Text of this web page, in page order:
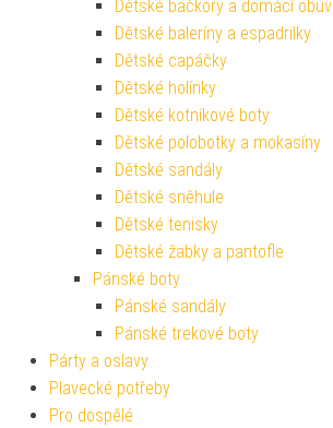
Dětské bačkory a domácí obuv
Dětské baleríny a espadrilky
Dětské capáčky
Dětské holínky
Dětské kotníkové boty
Dětské polobotky a mokasíny
Dětské sandály
Dětské sněhule
Dětské tenisky
Dětské žabky a pantofle
Pánské boty
Pánské sandály
Pánské trekové boty
Párty a oslavy
Plavecké potřeby
Pro dospělé